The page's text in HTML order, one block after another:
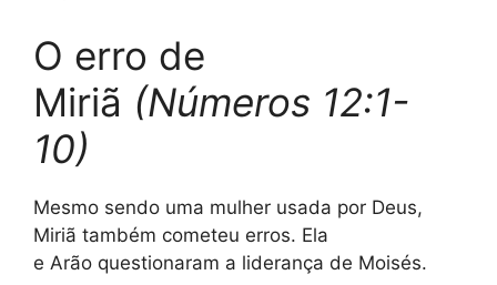
O erro de
Miriã (Números 12:1-
10)
Mesmo sendo uma mulher usada por Deus,
Miriã também cometeu erros. Ela
e Arão questionaram a liderança de Moisés.